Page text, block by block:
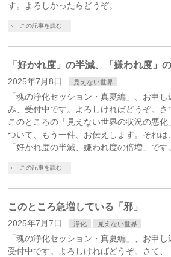
す。よろしかったらどうぞ。
この記事を読む
「好かれ度」の半減、「嫌われ度」
2025年7月8日 見えない世界
「魂の浄化セッション・真夏編」、お申し
み、受付中です。よろしければどうぞ。さ
このところの「見えない世界の状況の悪化
ついて、もう一件、お伝えします。それは
「好かれ度の半減、嫌われ度の倍増」です
この記事を読む
このところ急増している「邪」
2025年7月7日 浄化 見えない世界
「魂の浄化セッション・真夏編」、お申し
受付中です。よろしければどうぞ。さて、